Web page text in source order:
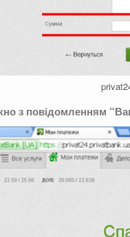
з повідомленням